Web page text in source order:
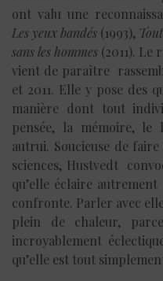
ont valu une
Les yeux bandés (1993),
sans les hommes (2011). Le
vient de paraître
et 2011. Elle y pose des
manière dont tout
pensée, la mémoire, le
autrui. Soucieuse de
sciences, Hustvedt
qu’elle éclaire
confronte. Parler avec
plein de chaleur,
incroyablement
qu’elle est tout